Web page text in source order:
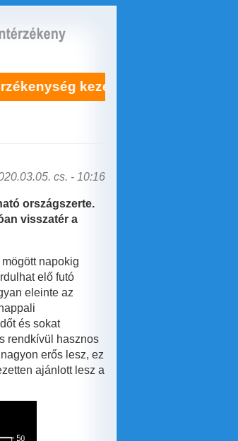
kezelésére itt!
cs. - 10:16
országszerte.
visszatér a
napokig
elő futó
eleinte az
és sokat
rendkívül hasznos
erős lesz, ez
ajánlott lesz a